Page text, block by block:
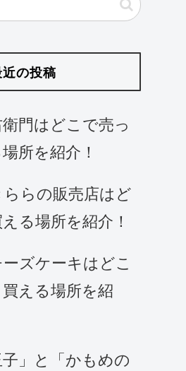
の投稿
門はどこで売っ
所を紹介！
らの販売店はど
る場所を紹介！
ズケーキはどこ
える場所を紹
子」と「かもめの